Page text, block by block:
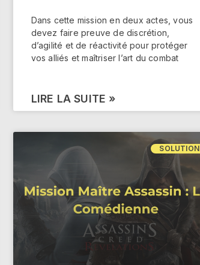
Dans cette mission en deux actes, vous
devez faire preuve de discrétion,
d’agilité et de réactivité pour protéger
vos alliés et maîtriser l’art du combat
LIRE LA SUITE »
SOLUTION